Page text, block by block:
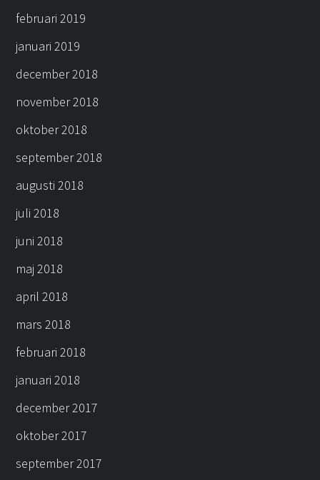
februari 2019
januari 2019
december 2018
november 2018
oktober 2018
september 2018
augusti 2018
juli 2018
juni 2018
maj 2018
april 2018
mars 2018
februari 2018
januari 2018
december 2017
oktober 2017
september 2017